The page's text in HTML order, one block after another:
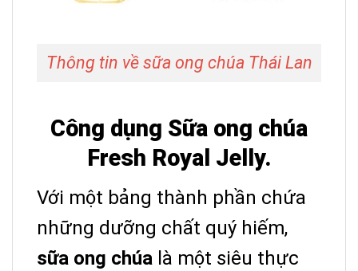
Thông tin về sữa ong chúa Thái Lan
Công dụng Sữa ong chúa
Fresh Royal Jelly.
Với một bảng thành phần chứa
những dưỡng chất quý hiếm,
sữa ong chúa là một siêu thực